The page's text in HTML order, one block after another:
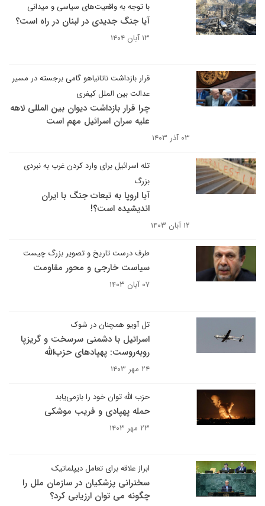
با توجه به واقعیت‌های سیاسی و میدانی
آیا جنگ جدیدی در لبنان در راه است؟
۱۳ آبان ۱۴۰۴
قرار بازداشت ناتانیاهو گامی برجسته در مسیر
عدالت بین الملل کیفری
چرا قرار بازداشت دیوان بین المللی لاهه
علیه سران اسرائیل مهم است
۰۳ آذر ۱۴۰۳
تله اسرائیل برای وارد کردن غرب به نبردی
بزرگ
آیا اروپا به تبعات جنگ با ایران
اندیشیده است؟!
۱۲ آبان ۱۴۰۳
طرف درست تاریخ و تصویر بزرگ چیست
سیاست خارجی و محور مقاومت
۰۷ آبان ۱۴۰۳
تل آویو همچنان در شوک
اسرائیل با دشمنی سرسخت و گریزپا
روبه‌روست: پهپادهای حزب‌الله
۲۴ مهر ۱۴۰۳
حزب الله توان خود را باز‌می‌یابد
حمله پهپادی و فریب موشکی
۲۳ مهر ۱۴۰۳
ابراز علاقه برای تعامل دیپلماتیک
سخنرانی پزشکیان در سازمان ملل را
چگونه می توان ارزیابی کرد؟